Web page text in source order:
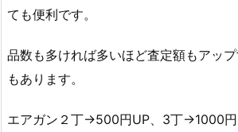
ても便利です。
品数も多ければ多いほど査定額もアッ
もあります。
エアガン２丁→500円UP、3丁→1000